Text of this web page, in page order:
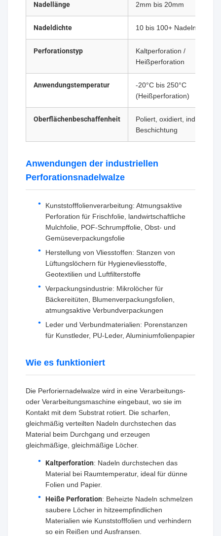
Nadellänge 2mm bis 20mm
Nadeldichte 10 bis 100+ Nadeln pro
Perforationstyp
Kaltperforation /
Heißperforation
Anwendungstemperatur
-20°C bis 250°C
(Heißperforation)
Oberflächenbeschaffenheit
Poliert, oxidiert, individuelle
Beschichtung
Anwendungen der industriellen
Perforationsnadelwalze
Kunststofffolienverarbeitung: Atmungsaktive
Perforation für Frischfolie, landwirtschaftliche
Mulchfolie, POF-Schrumpffolie, Obst- und
Gemüseverpackungsfolie
Herstellung von Vliesstoffen: Stanzen von
Lüftungslöchern für Hygienevliesstoffe,
Geotextilien und Luftfilterstoffe
Verpackungsindustrie: Mikrolöcher für
Bäckereitüten, Blumenverpackungsfolien,
atmungsaktive Verbundverpackungen
Leder und Verbundmaterialien: Porenstanzen
für Kunstleder, PU-Leder, Aluminiumfolienpapier
Wie es funktioniert
Die Perforiernadelwalze wird in eine Verarbeitungs-
oder Verarbeitungsmaschine eingebaut, wo sie im
Kontakt mit dem Substrat rotiert. Die scharfen,
gleichmäßig verteilten Nadeln durchstechen das
Material beim Durchgang und erzeugen
gleichmäßige, gleichmäßige Löcher.
Kaltperforation: Nadeln durchstechen das
Material bei Raumtemperatur, ideal für dünne
Folien und Papier.
Heiße Perforation: Beheizte Nadeln schmelzen
saubere Löcher in hitzeempfindlichen
Materialien wie Kunststofffolien und verhindern
so ein Reißen und Ausfransen.